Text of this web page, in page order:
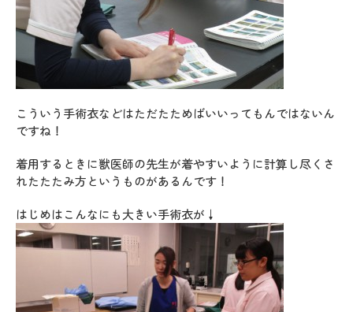
こういう手術衣などはただたためばいいってもんではないん
ですね！
着用するときに獣医師の先生が着やすいように計算し尽くさ
れたたたみ方というものがあるんです！
はじめはこんなにも大きい手術衣が↓